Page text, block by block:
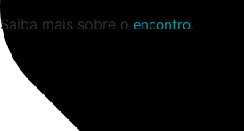
Saiba mais sobre o encontro.